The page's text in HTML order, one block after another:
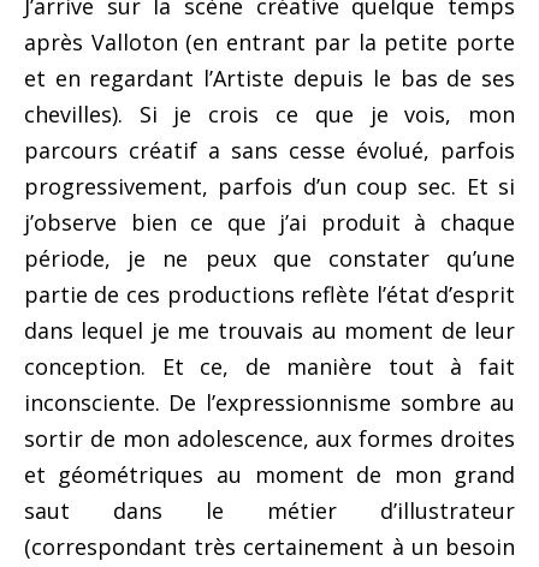
J’arrive sur la scène créative quelque temps
après Valloton (en entrant par la petite porte
et en regardant l’Artiste depuis le bas de ses
chevilles). Si je crois ce que je vois, mon
parcours créatif a sans cesse évolué, parfois
progressivement, parfois d’un coup sec. Et si
j’observe bien ce que j’ai produit à chaque
période, je ne peux que constater qu’une
partie de ces productions reflète l’état d’esprit
dans lequel je me trouvais au moment de leur
conception. Et ce, de manière tout à fait
inconsciente. De l’expressionnisme sombre au
sortir de mon adolescence, aux formes droites
et géométriques au moment de mon grand
saut dans le métier d’illustrateur
(correspondant très certainement à un besoin